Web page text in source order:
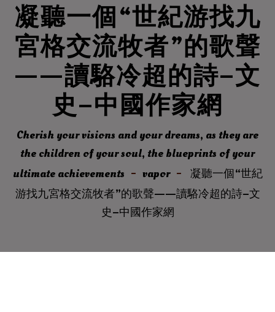
凝聽一個“世紀游找九
宮格交流牧者”的歌聲
——讀駱冷超的詩–文
史–中國作家網
Cherish your visions and your dreams, as they are
the children of your soul, the blueprints of your
ultimate achievements
vapor
凝聽一個“世紀
游找九宮格交流牧者”的歌聲——讀駱冷超的詩–文
史–中國作家網